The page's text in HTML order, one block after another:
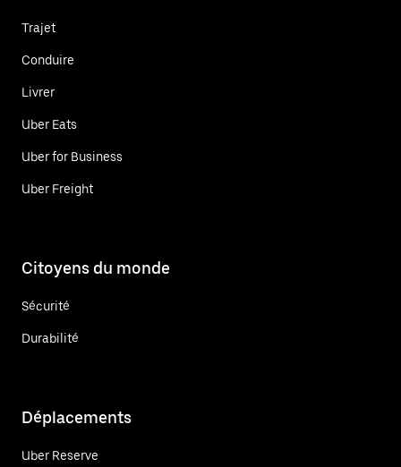
Trajet
Conduire
Livrer
Uber Eats
Uber for Business
Uber Freight
Citoyens du monde
Sécurité
Durabilité
Déplacements
Uber Reserve